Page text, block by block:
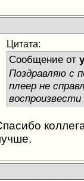
Цитата:
Сообщение от
Поздравляю с
плеер не
воспроизвести